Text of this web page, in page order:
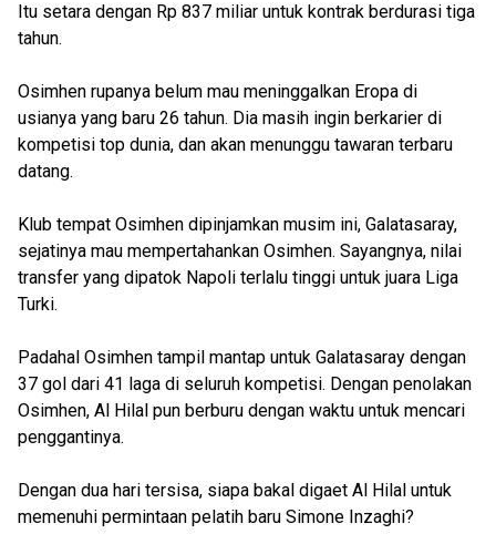
Itu setara dengan Rp 837 miliar untuk kontrak berdurasi tiga
tahun.
Osimhen rupanya belum mau meninggalkan Eropa di
usianya yang baru 26 tahun. Dia masih ingin berkarier di
kompetisi top dunia, dan akan menunggu tawaran terbaru
datang.
Klub tempat Osimhen dipinjamkan musim ini, Galatasaray,
sejatinya mau mempertahankan Osimhen. Sayangnya, nilai
transfer yang dipatok Napoli terlalu tinggi untuk juara Liga
Turki.
Padahal Osimhen tampil mantap untuk Galatasaray dengan
37 gol dari 41 laga di seluruh kompetisi. Dengan penolakan
Osimhen, Al Hilal pun berburu dengan waktu untuk mencari
penggantinya.
Dengan dua hari tersisa, siapa bakal digaet Al Hilal untuk
memenuhi permintaan pelatih baru Simone Inzaghi?